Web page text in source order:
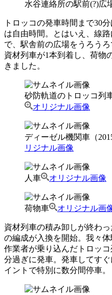
水谷連絡所の駅前(?)広
トロッコの発車時間まで30
は自由時間。とはいえ、線
で、駅舎前の広場をうろう
資材列車が1本到着し、荷物
きました。
砂防軌道のトロッコ列
オリジナル画像
ディーゼル機関車（
リジナル画像
人車 オリジナル画像
荷物車 オリジナル画
資材列車の積み卸しが終わ
の編成が入換を開始。我々
作業者が乗り込んだトロッ
分過ぎに発車。発車してす
イントで特別に数分間停車。